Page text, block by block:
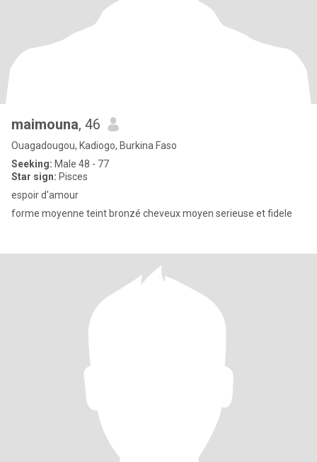
maimouna, 46
Ouagadougou, Kadiogo, Burkina Faso
Seeking: Male 48 - 77
Star sign: Pisces
espoir d'amour
forme moyenne teint bronzé cheveux moyen serieuse et fidele